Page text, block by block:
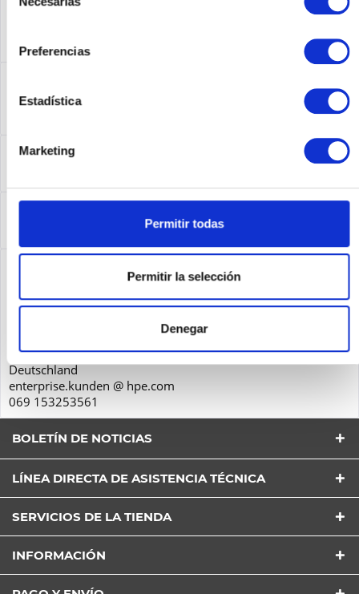
Preferencias
Estadística
Marketing
Permitir todas
Permitir la selección
Denegar
He leído laPolítica de Privacidadentender y estar
de acuerdo*
Los campos con * son obligatorios
660666-B21 | Produktinformationen Produktbeschreibung
Leasing
Herrenberger Str. 140
Böblingen
Deutschland
enterprise.kunden @ hpe.com
069 153253561
BOLETÍN DE NOTICIAS
LÍNEA DIRECTA DE ASISTENCIA TÉCNICA
SERVICIOS DE LA TIENDA
INFORMACIÓN